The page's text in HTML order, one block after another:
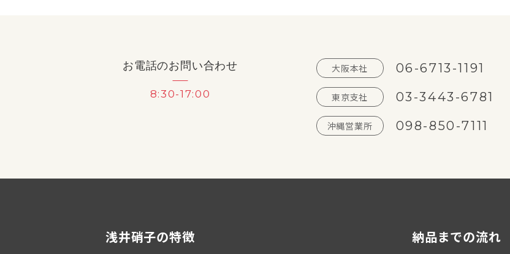
お電話のお問い合わせ
8:30-17:00
大阪本社 06-6713-1191
東京支社 03-3443-6781
沖縄営業所 098-850-7111
浅井硝子の特徴 納品までの流れ